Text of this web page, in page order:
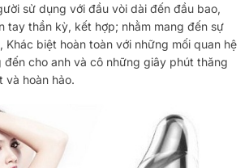
sử dụng với đầu vòi dài đến đầu bao,
tay thần kỳ, kết hợp; nhằm mang đến sự
Khác biệt hoàn toàn với những mối quan hệ
đến cho anh và cô những giây phút thăng
và hoàn hảo.